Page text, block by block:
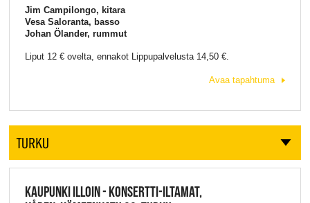
Jim Campilongo, kitara
Vesa Saloranta, basso
Johan Ölander, rummut
Liput 12 € ovelta, ennakot Lippupalvelusta 14,50 €.
Avaa tapahtuma
TURKU
KAUPUNKI ILLOIN - KONSERTTI-ILTAMAT,